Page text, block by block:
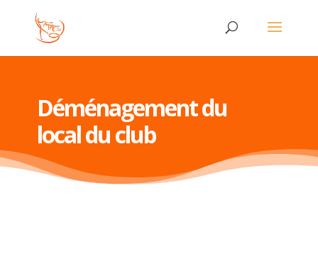
Déménagement du
local du club